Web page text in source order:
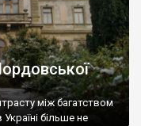
між багатством
більше не